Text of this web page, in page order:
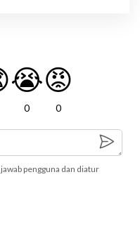
😭
0
😡
0
pengguna dan diatur